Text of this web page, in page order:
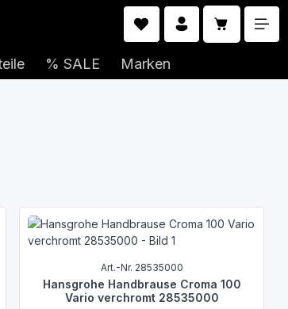
% SALE Marken
Art.-Nr. 28535000
Hansgrohe Handbrause Croma 100
Vario verchromt 28535000